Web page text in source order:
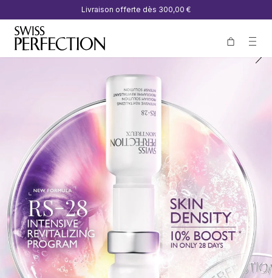
Livraison offerte dès 300,00 €